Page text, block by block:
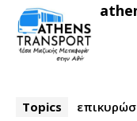
Topics